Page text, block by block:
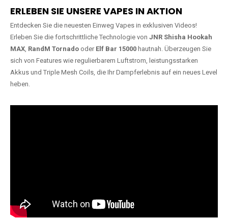
ERLEBEN SIE UNSERE VAPES IN AKTION
Entdecken Sie die neuesten Einweg Vapes in exklusiven Videos!
Erleben Sie die fortschrittliche Technologie von JNR Shisha Hookah
MAX, RandM Tornado oder Elf Bar 15000 hautnah. Überzeugen Sie
sich von Features wie regulierbarem Luftstrom, leistungsstarken
Akkus und Triple Mesh Coils, die Ihr Dampferlebnis auf ein neues Level
heben.